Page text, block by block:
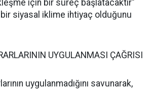
için bir süreç başlatacaktır"
bir siyasal iklime ihtiyaç olduğunu
UYGULANMASI ÇAĞRISI
uygulanmadığını savunarak,